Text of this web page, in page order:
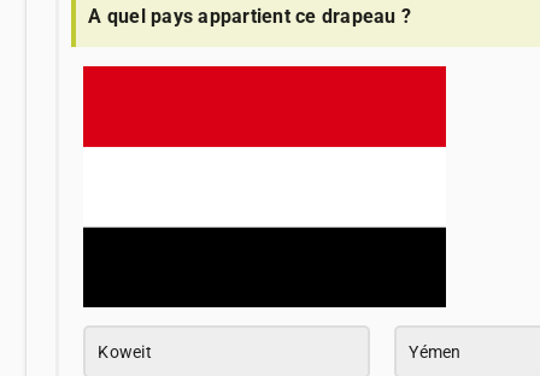
A quel pays appartient ce drapeau ?
Koweit Yémen